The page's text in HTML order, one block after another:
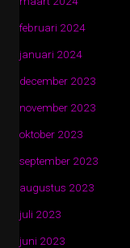
februari 2024
januari 2024
december 2023
november 2023
oktober 2023
september 2023
augustus 2023
juli 2023
juni 2023